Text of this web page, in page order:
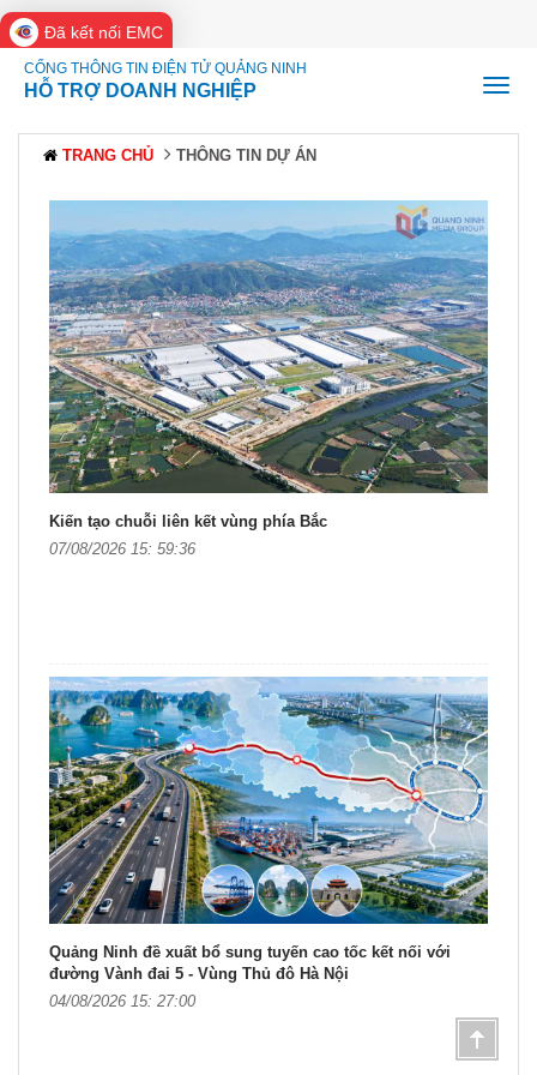
Đã kết nối EMC
CỔNG THÔNG TIN ĐIỆN TỬ QUẢNG NINH
HỖ TRỢ DOANH NGHIỆP
TRANG CHỦ THÔNG TIN DỰ ÁN
Kiến tạo chuỗi liên kết vùng phía Bắc
07/08/2026 15: 59:36
Quảng Ninh đề xuất bổ sung tuyến cao tốc kết nối với
đường Vành đai 5 - Vùng Thủ đô Hà Nội
04/08/2026 15: 27:00